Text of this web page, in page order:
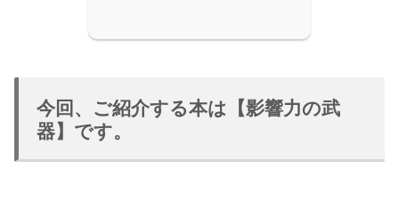
今回、ご紹介する本は【影響力の武
器】です。